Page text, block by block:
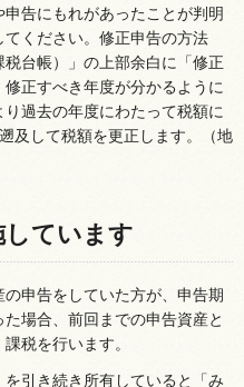
告にもれがあったことが判明
ください。修正申告の方法
台帳）」の上部余白に「修正
正すべき年度が分かるように
過去の年度にわたって税額に
及して税額を更正します。（地
しています
申告をしていた方が、申告期
場合、前回までの申告資産と
税を行います。
引き続き所有していると「み